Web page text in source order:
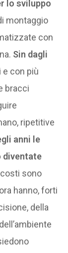
lo sviluppo
montaggio
con
Sin dagli
e con più
bracci
ripetitive
anni le
diventate
sono
hanno, forti
della